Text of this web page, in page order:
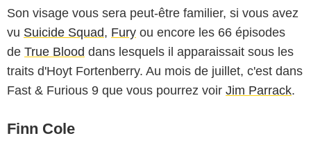
Son visage vous sera peut-être familier, si vous avez
vu Suicide Squad, Fury ou encore les 66 épisodes
de True Blood dans lesquels il apparaissait sous les
traits d'Hoyt Fortenberry. Au mois de juillet, c'est dans
Fast & Furious 9 que vous pourrez voir Jim Parrack.
Finn Cole